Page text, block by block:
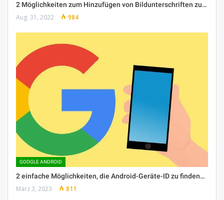
2 Möglichkeiten zum Hinzufügen von Bildunterschriften zu…
Aug. 31, 2022 984
GOOGLE ANDROID
2 einfache Möglichkeiten, die Android-Geräte-ID zu finden…
März 3, 2023 811